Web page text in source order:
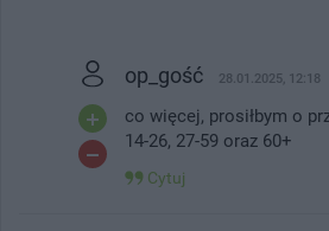
op_gość 28.01.2025, 12:18
co więcej, prosiłbym o
14-26, 27-59 oraz 60+
Cytuj